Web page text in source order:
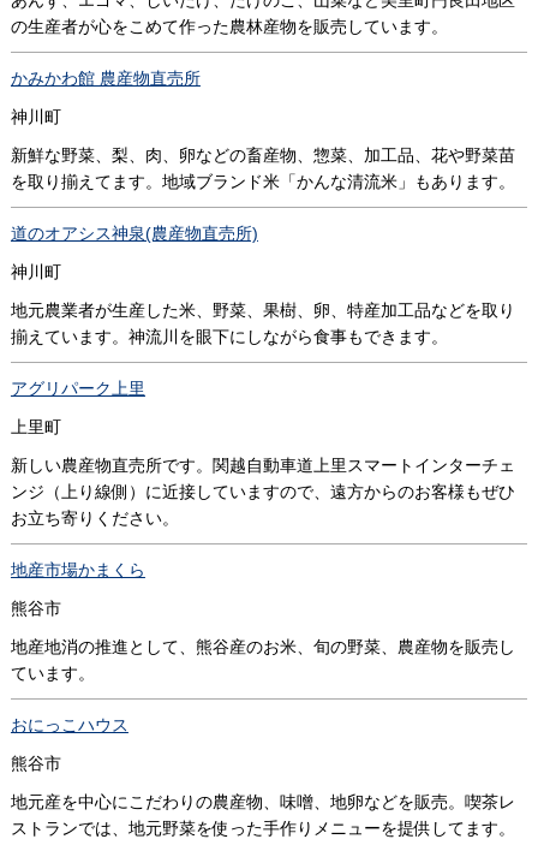
の生産者が心をこめて作った農林産物を販売しています。
かみかわ館 農産物直売所
神川町
新鮮な野菜、梨、肉、卵などの畜産物、惣菜、加工品、花や野菜苗
を取り揃えてます。地域ブランド米「かんな清流米」もあります。
道のオアシス神泉(農産物直売所)
神川町
地元農業者が生産した米、野菜、果樹、卵、特産加工品などを取り
揃えています。神流川を眼下にしながら食事もできます。
アグリパーク上里
上里町
新しい農産物直売所です。関越自動車道上里スマートインターチェ
ンジ（上り線側）に近接していますので、遠方からのお客様もぜひ
お立ち寄りください。
地産市場かまくら
熊谷市
地産地消の推進として、熊谷産のお米、旬の野菜、農産物を販売し
ています。
おにっこハウス
熊谷市
地元産を中心にこだわりの農産物、味噌、地卵などを販売。喫茶レ
ストランでは、地元野菜を使った手作りメニューを提供してます。